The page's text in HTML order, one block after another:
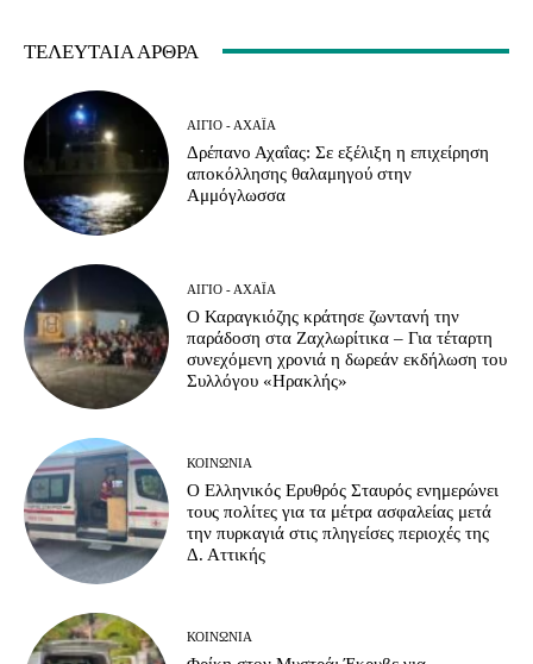
ΤΕΛΕΥΤΑΊΑ ΆΡΘΡΑ
ΑΊΓΙΟ - ΑΧΑΪ́Α
Δρέπανο Αχαΐας: Σε εξέλιξη η επιχείρηση
αποκόλλησης θαλαμηγού στην
Αμμόγλωσσα
ΑΊΓΙΟ - ΑΧΑΪ́Α
Ο Καραγκιόζης κράτησε ζωντανή την
παράδοση στα Ζαχλωρίτικα – Για τέταρτη
συνεχόμενη χρονιά η δωρεάν εκδήλωση του
Συλλόγου «Ηρακλής»
ΚΟΙΝΩΝΊΑ
Ο Ελληνικός Ερυθρός Σταυρός ενημερώνει
τους πολίτες για τα μέτρα ασφαλείας μετά
την πυρκαγιά στις πληγείσες περιοχές της
Δ. Αττικής
ΚΟΙΝΩΝΊΑ